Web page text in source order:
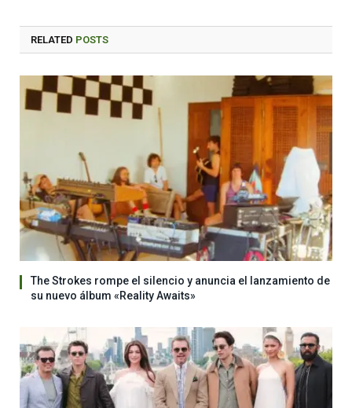
RELATED POSTS
The Strokes rompe el silencio y anuncia el lanzamiento de
su nuevo álbum «Reality Awaits»